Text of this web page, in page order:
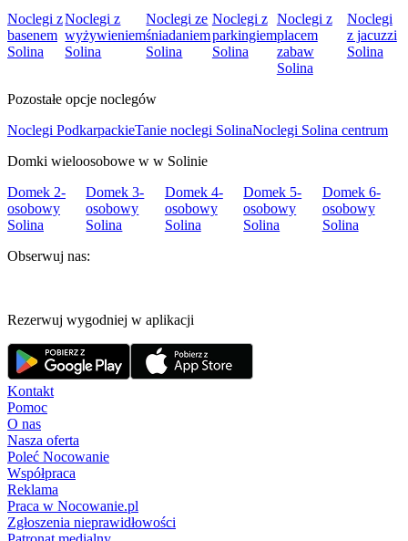
Noclegi z
basenem
Solina
Noclegi z
wyżywieniem
Solina
Noclegi ze
śniadaniem
Solina
Noclegi z
parkingiem
Solina
Noclegi z
placem
zabaw
Solina
Noclegi
z jacuzzi
Solina
Pozostałe opcje noclegów
Noclegi PodkarpackieTanie noclegi SolinaNoclegi Solina centrum
Domki wieloosobowe w w Solinie
Domek 2-
osobowy
Solina
Domek 3-
osobowy
Solina
Domek 4-
osobowy
Solina
Domek 5-
osobowy
Solina
Domek 6-
osobowy
Solina
Obserwuj nas:
Rezerwuj wygodniej w aplikacji
Kontakt
Pomoc
O nas
Nasza oferta
Poleć Nocowanie
Współpraca
Reklama
Praca w Nocowanie.pl
Zgłoszenia nieprawidłowości